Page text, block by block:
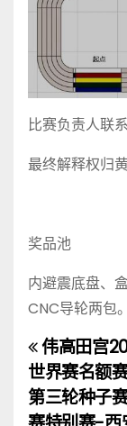
比赛负责人联
最终解释权归
奖品池
内避震底盘、
CNC导轮两包
文
章
伟高田宫
世界赛名额
第三轮种子